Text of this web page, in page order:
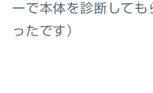
ーで本体を診断して
ったです）